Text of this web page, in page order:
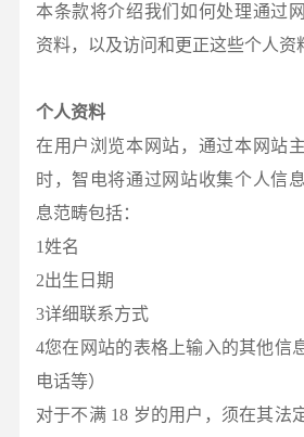
本条款将介绍我们如何处理通过
资料，以及访问和更正这些个人资
个人资料
在用户浏览本网站，通过本网站
时，智电将通过网站收集个人信
息范畴包括：
1姓名
2出生日期
3详细联系方式
4您在网站的表格上输入的其他信
电话等）
对于不满 18 岁的用户，须在其法